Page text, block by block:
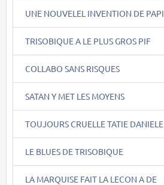
UNE NOUVELEL INVENTION DE PAPI
TRISOBIQUE A LE PLUS GROS PIF
COLLABO SANS RISQUES
SATAN Y MET LES MOYENS
TOUJOURS CRUELLE TATIE DANIELE
LE BLUES DE TRISOBIQUE
LA MARQUISE FAIT LA LECON A DE